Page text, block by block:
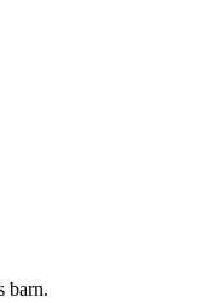
barn.